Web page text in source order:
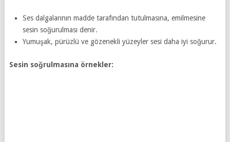
Ses dalgalarının madde tarafından tutulmasına, emilmesine
sesin soğurulması denir.
Yumuşak, pürüzlü ve gözenekli yüzeyler sesi daha iyi soğurur.
Sesin soğrulmasına örnekler: